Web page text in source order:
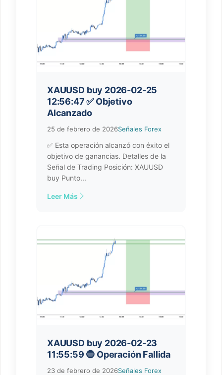
XAUUSD buy 2026-02-25
12:56:47 ✅ Objetivo
Alcanzado
25 de febrero de 2026Señales Forex
✅ Esta operación alcanzó con éxito el
objetivo de ganancias. Detalles de la
Señal de Trading Posición: XAUUSD
buy Punto...
Leer Más
XAUUSD buy 2026-02-23
11:55:59 🔵 Operación Fallida
23 de febrero de 2026Señales Forex